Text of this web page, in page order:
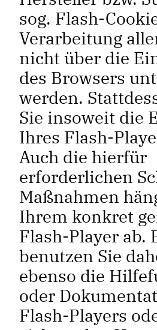
sog. Flash-
Verarbeitung
nicht über die
des Browsers
werden.
Sie insoweit die
Ihres Flash-
Auch die hierfür
erforderlichen
Maßnahmen
Ihrem konkret
Flash-Player ab.
benutzen Sie
ebenso die
oder
Flash-Players